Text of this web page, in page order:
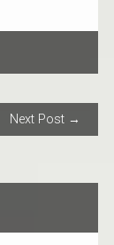
Next Post →